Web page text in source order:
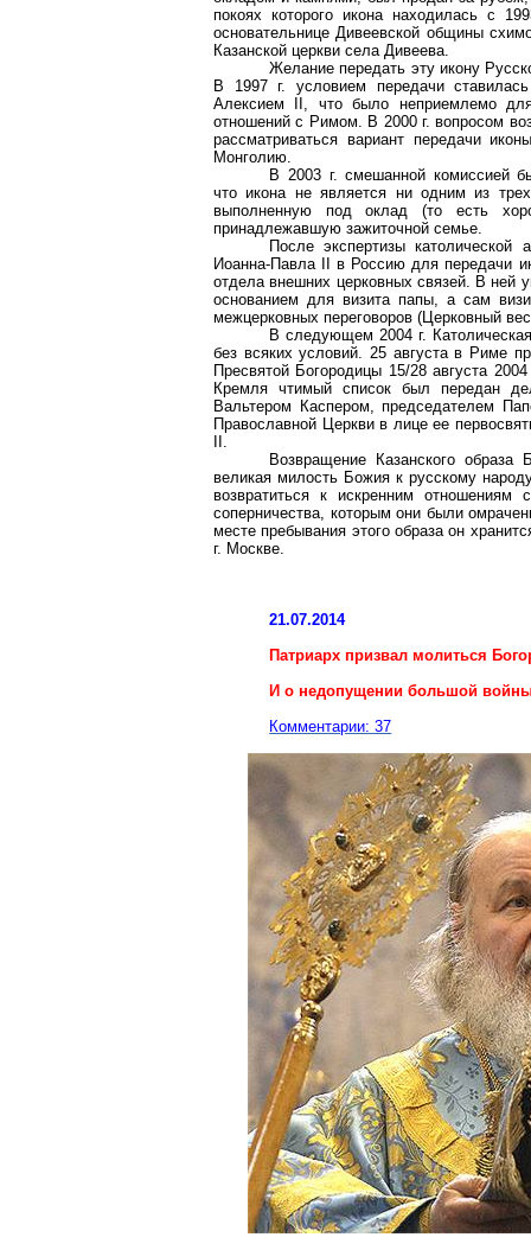
покоях которого икона находилась с
основательнице Дивеевской общины
Казанской церкви села Дивеева.
Желание передать эту икону
В 1997 г. условием передачи
Алексием II, что было неприемлемо
отношений с Римом. В 2000 г. вопросом
рассматриваться вариант передачи
Монголию.
В 2003 г. смешанной комиссией
что икона не является ни одним из
выполненную под оклад (то есть
принадлежавшую зажиточной семье.
После экспертизы
Иоанна-Павла II в Россию для передачи
отдела внешних церковных связей. В ней
основанием для визита папы, а сам
межцерковных переговоров (Церковный
В следующем2004 г.
без всяких условий. 25 августа в Риме
Пресвятой Богородицы 15/28 августа 2004
Кремля чтимый список был передан
Вальтером Каспером, председателем
Православной Церкви в лице ее
II.
Возвращение Казанского
великая милость Божия к русскому
возвратиться к искренним
соперничества, которым они были
месте пребывания этого образа он
г. Москве.
21.07.2014
Патриарх призвал молиться
И о недопущении большой
Комментарии: 37